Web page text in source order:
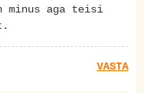
minus aga teisi
VASTA